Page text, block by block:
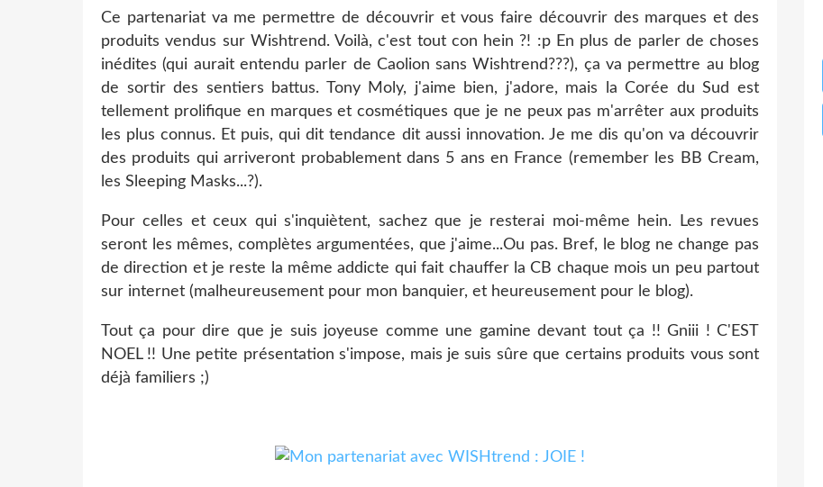
Ce partenariat va me permettre de découvrir et vous faire découvrir des marques et des
produits vendus sur Wishtrend. Voilà, c'est tout con hein ?! :p En plus de parler de choses
inédites (qui aurait entendu parler de Caolion sans Wishtrend???), ça va permettre au blog
de sortir des sentiers battus. Tony Moly, j'aime bien, j'adore, mais la Corée du Sud est
tellement prolifique en marques et cosmétiques que je ne peux pas m'arrêter aux produits
les plus connus. Et puis, qui dit tendance dit aussi innovation. Je me dis qu'on va découvrir
des produits qui arriveront probablement dans 5 ans en France (remember les BB Cream,
les Sleeping Masks...?).
Pour celles et ceux qui s'inquiètent, sachez que je resterai moi-même hein. Les revues
seront les mêmes, complètes argumentées, que j'aime...Ou pas. Bref, le blog ne change pas
de direction et je reste la même addicte qui fait chauffer la CB chaque mois un peu partout
sur internet (malheureusement pour mon banquier, et heureusement pour le blog).
Tout ça pour dire que je suis joyeuse comme une gamine devant tout ça !! Gniii ! C'EST
NOEL !! Une petite présentation s'impose, mais je suis sûre que certains produits vous sont
déjà familiers ;)